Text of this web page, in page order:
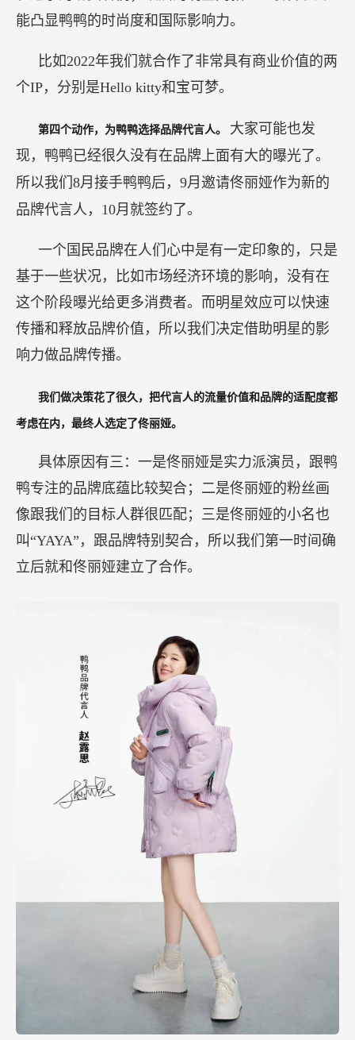
能凸显鸭鸭的时尚度和国际影响力。
比如2022年我们就合作了非常具有商业价值的两
个IP，分别是Hello kitty和宝可梦。
第四个动作，为鸭鸭选择品牌代言人。 大家可能也发
现，鸭鸭已经很久没有在品牌上面有大的曝光了。
所以我们8月接手鸭鸭后，9月邀请佟丽娅作为新的
品牌代言人，10月就签约了。
一个国民品牌在人们心中是有一定印象的，只是
基于一些状况，比如市场经济环境的影响，没有在
这个阶段曝光给更多消费者。而明星效应可以快速
传播和释放品牌价值，所以我们决定借助明星的影
响力做品牌传播。
我们做决策花了很久，把代言人的流量价值和品牌的适配度都
考虑在内，最终人选定了佟丽娅。
具体原因有三：一是佟丽娅是实力派演员，跟鸭
鸭专注的品牌底蕴比较契合；二是佟丽娅的粉丝画
像跟我们的目标人群很匹配；三是佟丽娅的小名也
叫“YAYA”，跟品牌特别契合，所以我们第一时间确
立后就和佟丽娅建立了合作。